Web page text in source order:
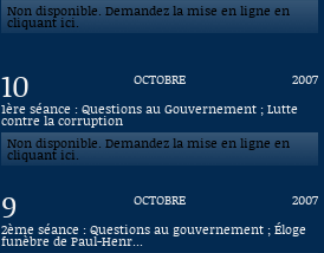
Non disponible. Demandez la mise en ligne en
cliquant ici.
10 OCTOBRE
2007
1ère séance : Questions au Gouvernement ; Lutte
contre la corruption
Non disponible. Demandez la mise en ligne en
cliquant ici.
9 OCTOBRE
2007
2ème séance : Questions au gouvernement ; Éloge
funèbre de Paul-Henr...